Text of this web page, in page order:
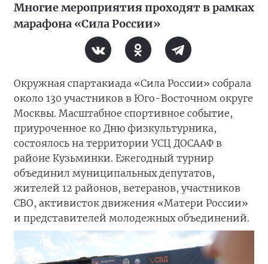
Многие мероприятия проходят в рамках
марафона «Сила России»
Окружная спартакиада «Сила России» собрала
около 130 участников в Юго-Восточном округе
Москвы. Масштабное спортивное событие,
приуроченное ко Дню физкультурника,
состоялось на территории УСЦ ДОСААФ в
районе Кузьминки. Ежегодный турнир
объединил муниципальных депутатов,
жителей 12 районов, ветеранов, участников
СВО, активисток движения «Матери России»
и представителей молодежных объединений.